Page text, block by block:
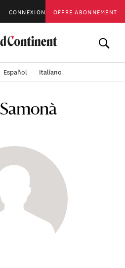
CONNEXION OFFRE ABONNEMENT
Español Italiano